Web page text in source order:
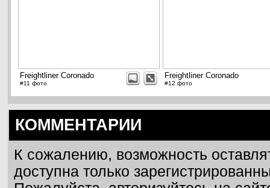
Freightliner Coronado
#11 фото
Freightliner Coronado
#12 фото
КОММЕНТАРИИ
К сожалению, возможность
доступна только